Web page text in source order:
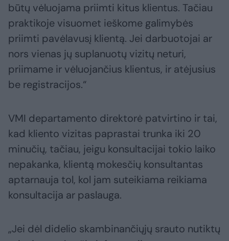
būtų vėluojama priimti kitus klientus. Tačiau
praktikoje visuomet ieškome galimybės
priimti pavėlavusį klientą. Jei darbuotojai ar
nors vienas jų suplanuotų vizitų neturi,
priimame ir vėluojančius klientus, ir atėjusius
be registracijos.“
VMI departamento direktorė patvirtino ir tai,
kad kliento vizitas paprastai trunka iki 20
minučių, tačiau, jeigu konsultacijai tokio laiko
nepakanka, klientą mokesčių konsultantas
aptarnauja tol, kol jam suteikiama reikiama
konsultacija ar paslauga.
„Jei dėl didelio skambinančiųjų srauto nutiktų